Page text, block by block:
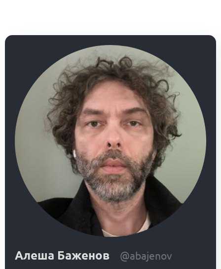
Алеша Баженов @abajenov